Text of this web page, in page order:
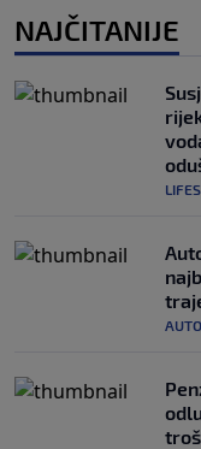
NAJČITANIJE
AUTO